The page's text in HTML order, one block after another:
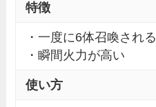
特徴
・一度に6体召喚される
・瞬間火力が高い
使い方